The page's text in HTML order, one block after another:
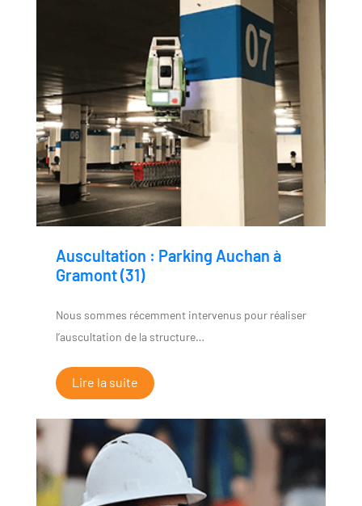
Auscultation : Parking Auchan à
Gramont (31)
Nous sommes récemment intervenus pour réaliser
l’auscultation de la structure…
Lire la suite